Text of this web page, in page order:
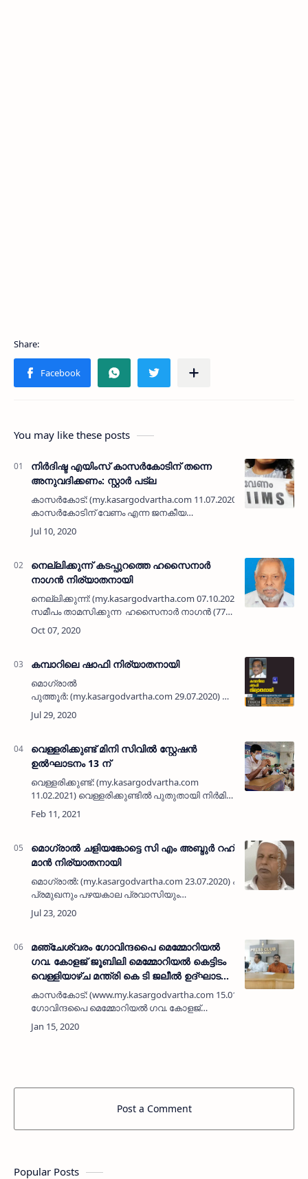
You may like these posts
നിര്‍ദിഷ്ട എയിംസ് കാസര്‍കോടിന് തന്നെ
അനുവദിക്കണം: സ്റ്റാര്‍ പട്ല
കാസര്‍കോട്: (my.kasargodvartha.com 11.07.2020) എയിംസ്
കാസര്‍കോടിന് വേണം എന്ന ജനകീയ
സോഷ്യല്‍ മീഡിയ ക്യാമ്പെയിന്റെ ഭാഗമായി
പട്‌ല സ്റ്റാര്‍ ആര്‍ട്‌സ് ആന്‍ഡ് സ്‌പോര്‍ട…
നെല്ലിക്കുന്ന് കടപ്പുറത്തെ ഹസൈനാര്‍
നാഗന്‍ നിര്യാതനായി
നെല്ലിക്കുന്ന്: (my.kasargodvartha.com 07.10.2020) കടപ്പുറം
സമീപം താമസിക്കുന്ന ഹസൈനാര്‍ നാഗന്‍ (77)
നിര്യാതനായി. പരേതരായ അബ്ദുല്‍ ഖ…
കമ്പാറിലെ ഷാഫി നിര്യാതനായി
മൊഗ്രാല്‍
പുത്തൂര്‍: (my.kasargodvartha.com 29.07.2020) കമ്പാറിലെ
ബിലാല്‍ മസ്ജിദ് പ്രസിഡന്റ് ഷാഫി (65)
നിര്യാതനായി. കാസര്‍കോട് കണ്ണാടി പള്ളിയുടെ
വെള്ളരിക്കുണ്ട് മിനി സിവിൽ സ്റ്റേഷൻ
ഉൽഘാടനം 13 ന്
വെള്ളരിക്കുണ്ട്: (my.kasargodvartha.com
11.02.2021) വെള്ളരിക്കുണ്ടിൽ പുതുതായി നിർമിച്ച
മിനി സിവിൽ സ്റ്റേഷൻ ഫെബ്രുവരി 13
ശനിയാഴ്ച രാവിലെ 9.30ന് എം രാജഗോപാലൻ
മൊഗ്രാല്‍ ചളിയങ്കോട്ടെ സി എം അബ്ദുര്‍ റഹ്
മാന്‍ നിര്യാതനായി
മൊഗ്രാല്‍: (my.kasargodvartha.com 23.07.2020) പൗര
പ്രമുഖനും പഴയകാല പ്രവാസിയും
വ്യാപാരിയുമായ മൊഗ്രാല്‍ ചളിയങ്കോട്ടെ റഹ്
മാന്‍ മന്‍സിലില്‍ സി എം അബ്ദുര്‍ റഹ് മാന്‍ (…
മഞ്ചേശ്വരം ഗോവിന്ദപൈ മെമ്മോറിയല്‍
ഗവ. കോളജ് ജൂബിലി മെമ്മോറിയല്‍ കെട്ടിടം
വെള്ളിയാഴ്ച മന്ത്രി കെ ടി ജലീല്‍ ഉദ്ഘാടനം
ചെയ്യും
കാസര്‍കോട്: (www.my.kasargodvartha.com 15.01.2020)
ഗോവിന്ദപൈ മെമ്മോറിയല്‍ ഗവ. കോളജ്
ജൂബിലി േെമേമ്മാറിയല്‍ കെട്ടിടം 17ന്
വെള്ളിയാഴ്ച ഉന്നത വിദ്യാഭ്യാസ വക…
Post a Comment
Popular Posts